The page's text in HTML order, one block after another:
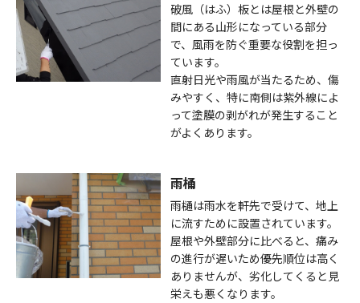
破風（はふ）板とは屋根と外壁の
間にある山形になっている部分
で、風雨を防ぐ重要な役割を担っ
ています。
直射日光や雨風が当たるため、傷
みやすく、特に南側は紫外線によ
って塗膜の剥がれが発生すること
がよくあります。
雨桶
雨樋は雨水を軒先で受けて、地上
に流すために設置されています。
屋根や外壁部分に比べると、痛み
の進行が遅いため優先順位は高く
ありませんが、劣化してくると見
栄えも悪くなります。